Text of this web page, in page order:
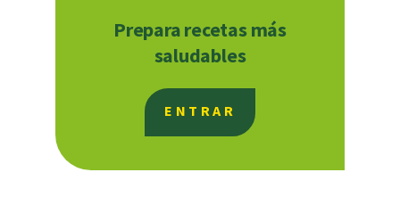
Prepara recetas más
saludables
ENTRAR